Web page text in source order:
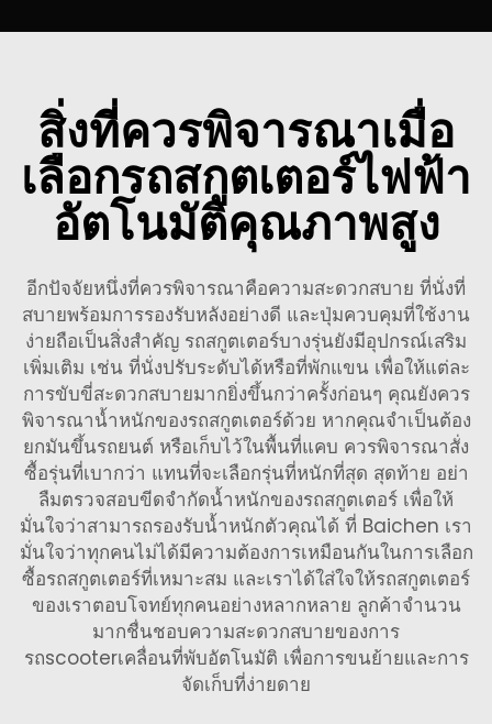
สิ่งที่ควรพิจารณาเมื่อ
เลือกรถสกูตเตอร์ไฟฟ้า
อัตโนมัติคุณภาพสูง
อีกปัจจัยหนึ่งที่ควรพิจารณาคือความสะดวกสบาย ที่นั่งที่
สบายพร้อมการรองรับหลังอย่างดี และปุ่มควบคุมที่ใช้งาน
ง่ายถือเป็นสิ่งสำคัญ รถสกูตเตอร์บางรุ่นยังมีอุปกรณ์เสริม
เพิ่มเติม เช่น ที่นั่งปรับระดับได้หรือที่พักแขน เพื่อให้แต่ละ
การขับขี่สะดวกสบายมากยิ่งขึ้นกว่าครั้งก่อนๆ คุณยังควร
พิจารณาน้ำหนักของรถสกูตเตอร์ด้วย หากคุณจำเป็นต้อง
ยกมันขึ้นรถยนต์ หรือเก็บไว้ในพื้นที่แคบ ควรพิจารณาสั่ง
ซื้อรุ่นที่เบากว่า แทนที่จะเลือกรุ่นที่หนักที่สุด สุดท้าย อย่า
ลืมตรวจสอบขีดจำกัดน้ำหนักของรถสกูตเตอร์ เพื่อให้
มั่นใจว่าสามารถรองรับน้ำหนักตัวคุณได้ ที่ Baichen เรา
มั่นใจว่าทุกคนไม่ได้มีความต้องการเหมือนกันในการเลือก
ซื้อรถสกูตเตอร์ที่เหมาะสม และเราได้ใส่ใจให้รถสกูตเตอร์
ของเราตอบโจทย์ทุกคนอย่างหลากหลาย ลูกค้าจำนวน
มากชื่นชอบความสะดวกสบายของการ
รถscooterเคลื่อนที่พับอัตโนมัติ เพื่อการขนย้ายและการ
จัดเก็บที่ง่ายดาย